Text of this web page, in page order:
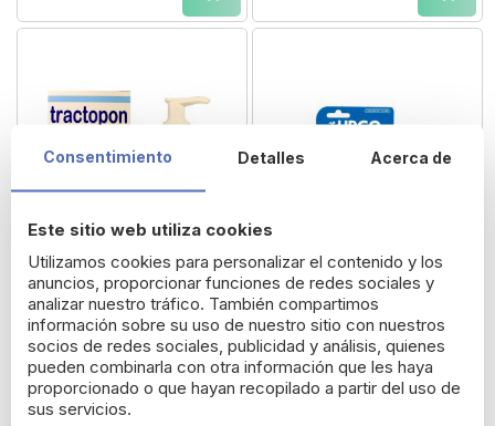
Tractopon 300 Urea
17,33 €
Urgo Filmogel Grietas
Manos y Pies 3,25 ml
Consentimiento Detalles Acerca de
Este sitio web utiliza cookies
Utilizamos cookies para personalizar el contenido y los
anuncios, proporcionar funciones de redes sociales y
analizar nuestro tráfico. También compartimos
información sobre su uso de nuestro sitio con nuestros
socios de redes sociales, publicidad y análisis, quienes
pueden combinarla con otra información que les haya
proporcionado o que hayan recopilado a partir del uso de
sus servicios.